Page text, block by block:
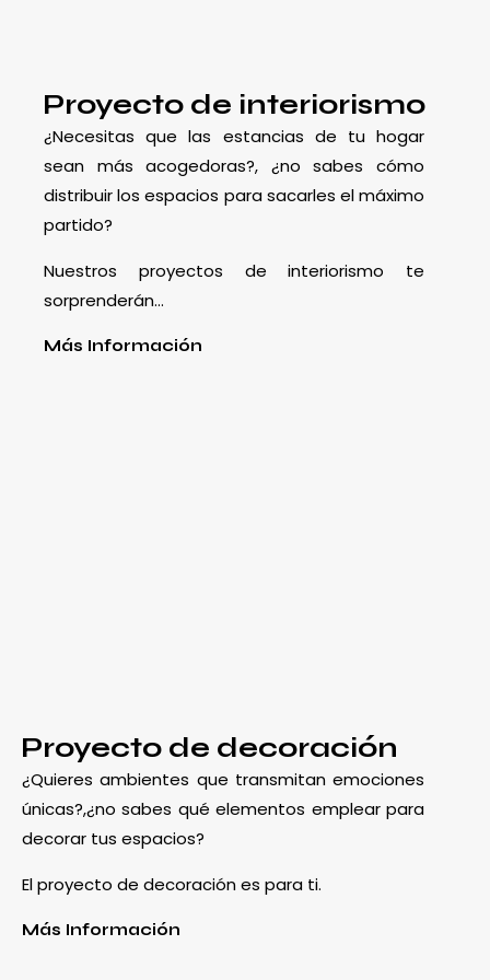
Proyecto de interiorismo
¿Necesitas que las estancias de tu hogar
sean más acogedoras?, ¿no sabes cómo
distribuir los espacios para sacarles el máximo
partido?
Nuestros proyectos de interiorismo te
sorprenderán…
Más Información
Proyecto de decoración
¿Quieres ambientes que transmitan emociones
únicas?,¿no sabes qué elementos emplear para
decorar tus espacios?
El proyecto de decoración es para ti.
Más Información